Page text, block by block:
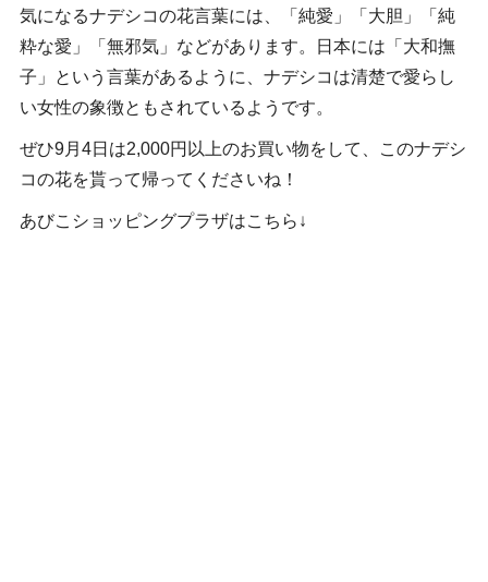
気になるナデシコの花言葉には、「純愛」「大胆」「純
粋な愛」「無邪気」などがあります。日本には「大和撫
子」という言葉があるように、ナデシコは清楚で愛らし
い女性の象徴ともされているようです。
ぜひ9月4日は2,000円以上のお買い物をして、このナデシ
コの花を貰って帰ってくださいね！
あびこショッピングプラザはこちら↓